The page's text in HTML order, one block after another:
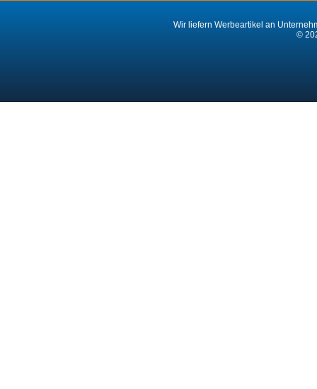
Wir liefern Werbeartikel an
©